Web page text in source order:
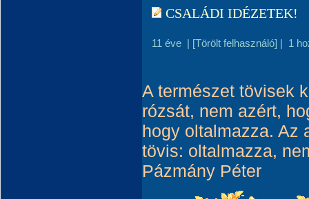
CSALÁDI IDÉZETEK!
11 éve | [Törölt felhasználó] | 1
A természet tövisek
rózsát, nem azért,
hogy oltalmazza. Az
tövis: oltalmazza,
Pázmány Péter